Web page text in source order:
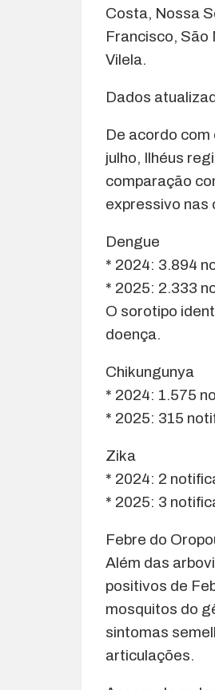
Costa, Nossa
Francisco, São
Vilela.
Dados
De acordo
julho, Ilhéus
comparação
expressivo nas
Dengue
* 2024: 3.894
* 2025: 2.333
O sorotipo
doença.
Chikungunya
* 2024: 1.575
* 2025: 315
Zika
* 2024: 2
* 2025: 3
Febre do
Além das
positivos de
mosquitos do
sintomas
articulações.